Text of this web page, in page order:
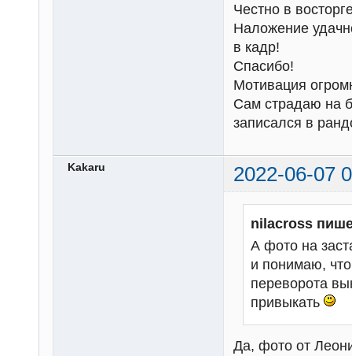
Честно в
Наложение
в кадр!
Спасибо!
Мотивация
Сам страдаю на
записался в
Kakaru 2022-06-07
nilacross
А фото на
и понимаю,
переворота
привыкать
Да, фото от